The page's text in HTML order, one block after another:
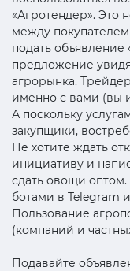
«Агротендер». Это
между
подать
предложение
агрорынка.
именно с вами (вы
А поскольку
закупщики,
Не хотите ждать
инициативу и
сдать овощи оптом.
ботами в Telegram
Пользование
(компаний и
Подавайте